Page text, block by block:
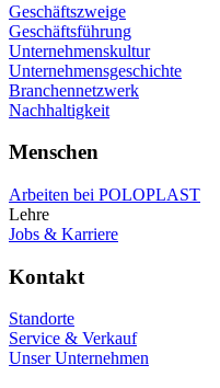
Geschäftszweige
Geschäftsführung
Unternehmenskultur
Unternehmensgeschichte
Branchennetzwerk
Nachhaltigkeit
Menschen
Arbeiten bei POLOPLAST
Lehre
Jobs & Karriere
Kontakt
Standorte
Service & Verkauf
Unser Unternehmen